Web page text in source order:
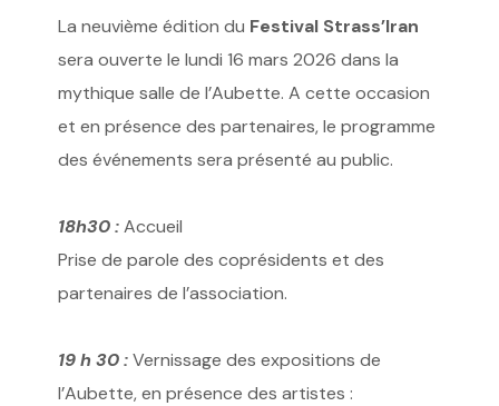
La neuvième édition du Festival Strass’Iran
sera ouverte le lundi 16 mars 2026 dans la
mythique salle de l’Aubette. A cette occasion
et en présence des partenaires, le programme
des événements sera présenté au public.
18h30 :Accueil
Prise de parole des coprésidents et des
partenaires de l’association.
19 h 30 :Vernissage des expositions de
l’Aubette, en présence des artistes :